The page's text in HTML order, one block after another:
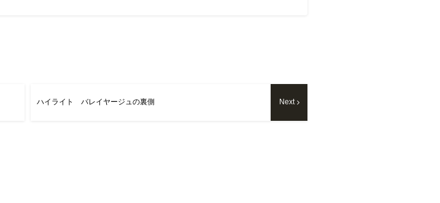
Next
ハイライト バレイヤージュの裏側